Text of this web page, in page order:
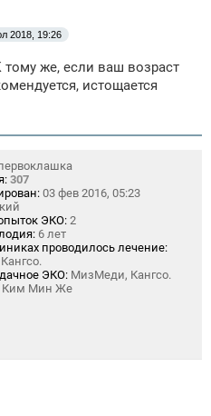
2018, 19:26
же, если ваш возраст
истощается
307
03 фев 2016, 05:23
ЭКО: 2
6 лет
проводилось лечение:
ЭКО: МизМеди, Кангсо.
Ким Мин Же